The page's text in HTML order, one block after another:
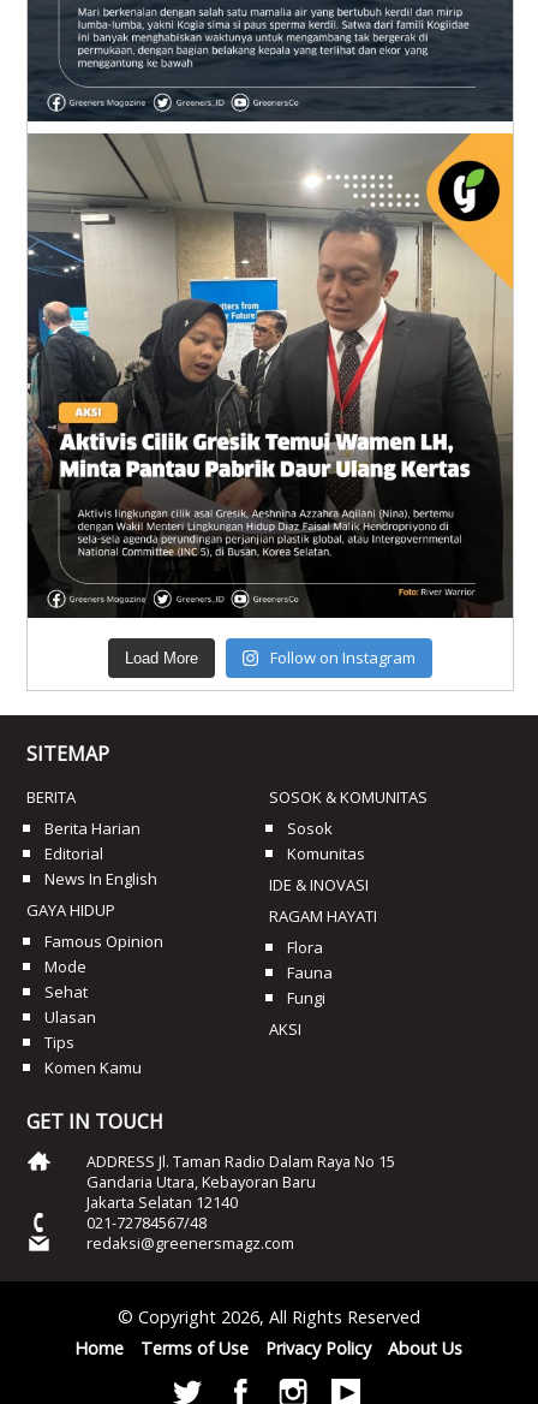
Load More Follow on Instagram
SITEMAP
BERITA
Berita Harian
Editorial
News In English
GAYA HIDUP
Famous Opinion
Mode
Sehat
Ulasan
Tips
Komen Kamu
SOSOK & KOMUNITAS
Sosok
Komunitas
IDE & INOVASI
RAGAM HAYATI
Flora
Fauna
Fungi
AKSI
GET IN TOUCH
ADDRESS Jl. Taman Radio Dalam Raya No 15
Gandaria Utara, Kebayoran Baru
Jakarta Selatan 12140
021-72784567/48
redaksi@greenersmagz.com
© Copyright 2026, All Rights Reserved
Home
Terms of Use Privacy Policy About Us